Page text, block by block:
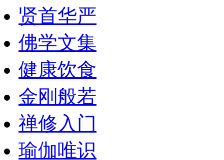
贤首华严
佛学文集
健康饮食
金刚般若
禅修入门
瑜伽唯识